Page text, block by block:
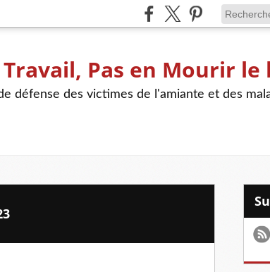
Pas en Mourir le
défense des victimes de l'amiante et des